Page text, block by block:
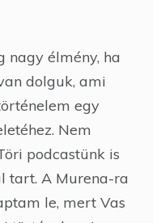
nagy élmény, ha
dolguk, ami
egy
Nem
podcastünk is
tart. A Murena-ra
le, mert Vas